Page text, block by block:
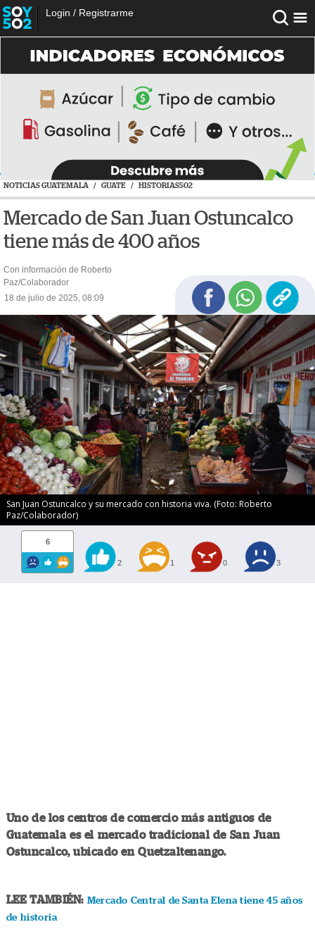
Login / Registrarme
NOTICIAS GUATEMALA / GUATE / HISTORIAS502
Mercado de San Juan Ostuncalco
tiene más de 400 años
Con información de Roberto
Paz/Colaborador
18 de julio de 2025, 08:09
San Juan Ostuncalco y su mercado con historia viva. (Foto: Roberto
Paz/Colaborador)
6
2 1 0 3
Uno de los centros de comercio más antiguos de
Guatemala es el mercado tradicional de San Juan
Ostuncalco, ubicado en Quetzaltenango.
LEE TAMBIÉN: Mercado Central de Santa Elena tiene 45 años
de historia